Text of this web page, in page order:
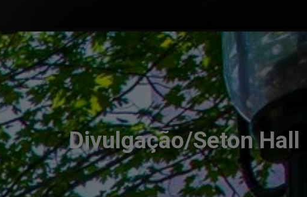
Divulgação/Seton